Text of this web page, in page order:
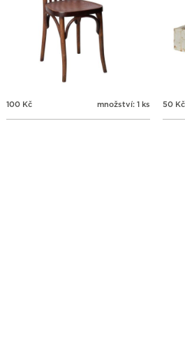
100 Kč množství: 1 ks 50 Kč